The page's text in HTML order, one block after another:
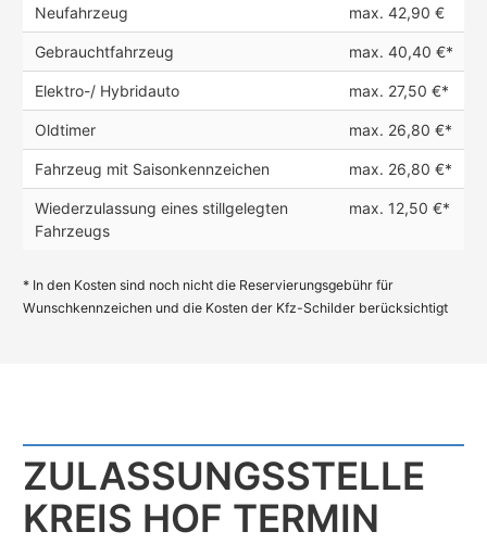
Neufahrzeug max. 42,90 €
Gebrauchtfahrzeug max. 40,40 €*
Elektro-/ Hybridauto max. 27,50 €*
Oldtimer max. 26,80 €*
Fahrzeug mit Saisonkennzeichen max. 26,80 €*
Wiederzulassung eines stillgelegten
Fahrzeugs
max. 12,50 €*
* In den Kosten sind noch nicht die Reservierungsgebühr für
Wunschkennzeichen und die Kosten der Kfz-Schilder berücksichtigt
ZULASSUNGS­STELLE
KREIS HOF TERMIN